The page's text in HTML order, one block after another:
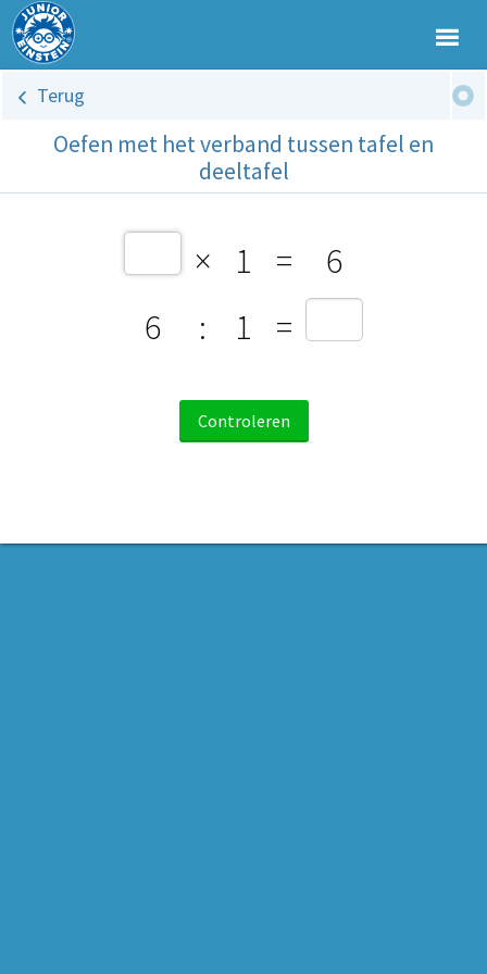
Terug
Oefen met het verband tussen tafel en
deeltafel
× 1 =
6
6
: 1 =